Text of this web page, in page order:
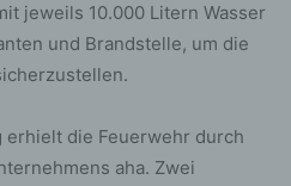
jeweils 10.000 Litern Wasser
und Brandstelle, um die
die Feuerwehr durch
aha. Zwei